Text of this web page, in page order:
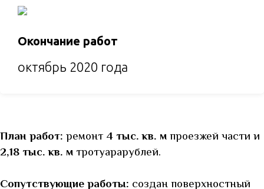
Окончание работ
октябрь 2020 года
План работ: ремонт 4 тыс. кв. м проезжей части и
2,18 тыс. кв. м тротуарарублей.
Сопутствующие работы: создан поверхностный